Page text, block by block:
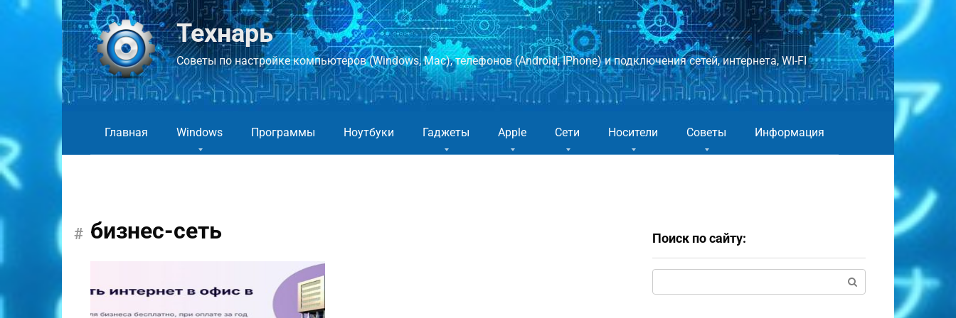
Перейти
Технарь
Советы по настройке компьютеров (Windows, Mac), телефонов (Android, IPhone) и подключения сетей, интернета, WI-FI
Главная Windows Программы Ноутбуки Гаджеты Apple Сети Носители Советы Информация
бизнес-сеть Поиск по сайту: